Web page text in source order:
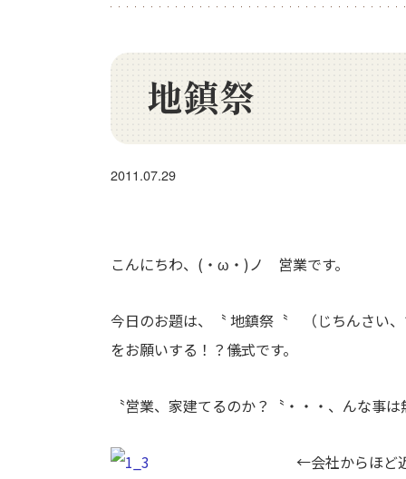
地鎮祭
2011.07.29
こんにちわ、(・ω・)ノ 営業です。
今日のお題は、〝 地鎮祭〝 （じちんさい
をお願いする！？儀式です。
〝営業、家建てるのか？〝・・・、んな事
←会社からほど